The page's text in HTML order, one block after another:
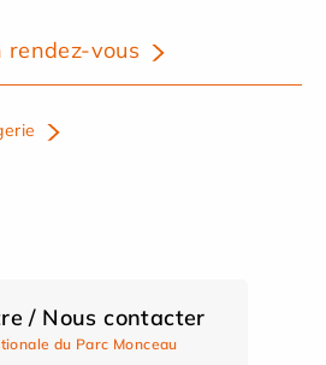
rendez-vous
/ Nous contacter
du Parc Monceau